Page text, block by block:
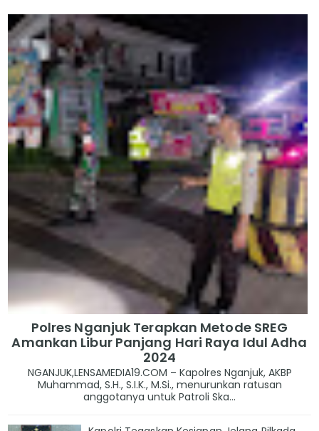
Polres Nganjuk Terapkan Metode SREG
Amankan Libur Panjang Hari Raya Idul Adha
2024
NGANJUK,LENSAMEDIA19.COM – Kapolres Nganjuk, AKBP
Muhammad, S.H., S.I.K., M.Si., menurunkan ratusan
anggotanya untuk Patroli Ska...